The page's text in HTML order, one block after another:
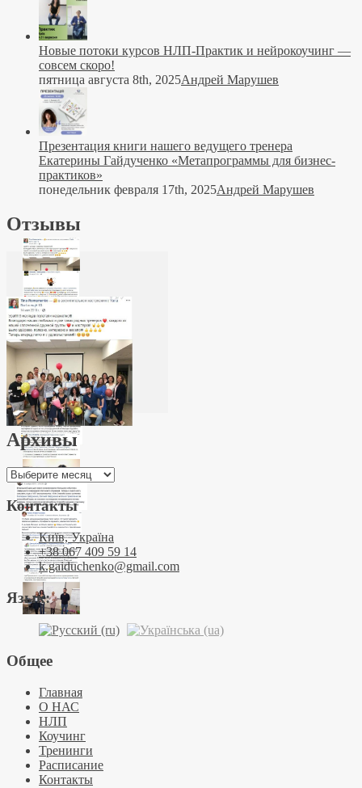
Новые потоки курсов НЛП-Практик и нейрокоучинг —
совсем скоро!
пятница августа 8th, 2025Андрей Марушев
Презентация книги нашего ведущего тренера
Екатерины Гайдученко «Метапрограммы для бизнес-
практиков»
понедельник февраля 17th, 2025Андрей Марушев
Отзывы
Архивы
Архивы
Контакты
Київ, Україна
+38 067 409 59 14
k.gaiduchenko@gmail.com
Язык:
Общее
Главная
О НАС
НЛП
Коучинг
Тренинги
Расписание
Контакты